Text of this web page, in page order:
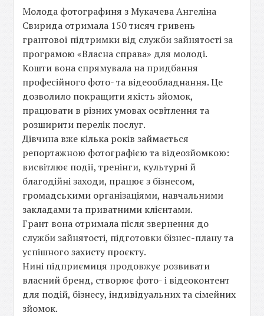
Молода фотографиня з Мукачева Ангеліна
Свирида отримала 150 тисяч гривень
грантової підтримки від служби зайнятості за
програмою «Власна справа» для молоді.
Кошти вона спрямувала на придбання
професійного фото- та відеообладнання. Це
дозволило покращити якість зйомок,
працювати в різних умовах освітлення та
розширити перелік послуг.
Дівчина вже кілька років займається
репортажною фотографією та відеозйомкою:
висвітлює події, тренінги, культурні й
благодійні заходи, працює з бізнесом,
громадськими організаціями, навчальними
закладами та приватними клієнтами.
Грант вона отримала після звернення до
служби зайнятості, підготовки бізнес-плану та
успішного захисту проєкту.
Нині підприємиця продовжує розвивати
власний бренд, створює фото- і відеоконтент
для подій, бізнесу, індивідуальних та сімейних
зйомок.